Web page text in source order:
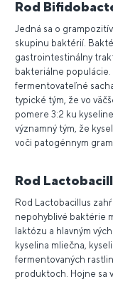
Rod
Jedná sa o
skupinu baktérií.
gastrointestinálny
bakteriálne
fermentovateľné
typické tým, že vo
pomere 3:2 ku
významný tým, že
voči patogénnym
Rod
Rod Lactobacillus
nepohyblivé baktérie
laktózu a hlavným
kyselina mliečna,
fermentovaných
produktoch. Hojne sa